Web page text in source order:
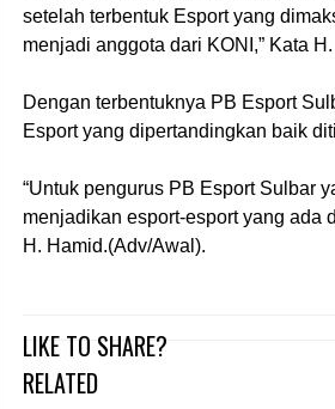
setelah terbentuk Esport yang
menjadi anggota dari KONI,” Kata
Dengan terbentuknya PB Esport
Esport yang dipertandingkan baik
“Untuk pengurus PB Esport Sulbar
menjadikan esport-esport yang ada
H. Hamid.(Adv/Awal).
LIKE TO SHARE?
RELATED